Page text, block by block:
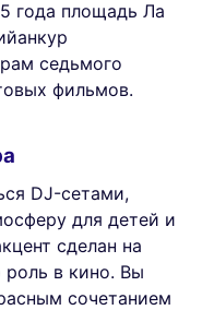
года площадь Ла
седьмого
фильмов.
DJ-сетами,
для детей и
сделан на
в кино. Вы
сочетанием